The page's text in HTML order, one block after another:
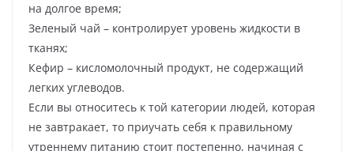
на долгое время;
Зеленый чай – контролирует уровень жидкости в
тканях;
Кефир – кисломолочный продукт, не содержащий
легких углеводов.
Если вы относитесь к той категории людей, которая
не завтракает, то приучать себя к правильному
утреннему питанию стоит постепенно, начиная с